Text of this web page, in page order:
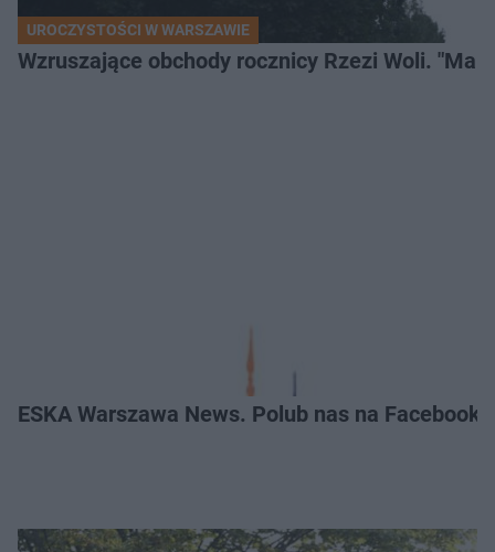
UROCZYSTOŚCI W WARSZAWIE
Wzruszające obchody rocznicy Rzezi Woli.
ESKA Warszawa News. Polub nas na